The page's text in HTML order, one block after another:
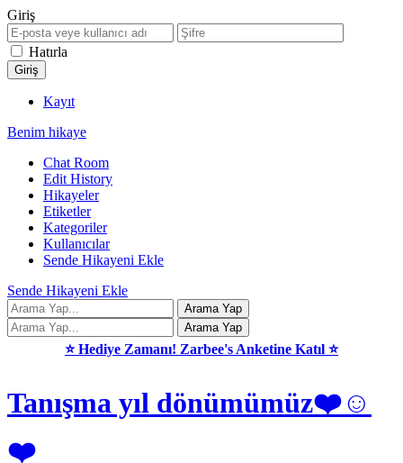
Giriş
Hatırla
Kayıt
Benim hikaye
Chat Room
Edit History
Hikayeler
Etiketler
Kategoriler
Kullanıcılar
Sende Hikayeni Ekle
Sende Hikayeni Ekle
⭐ Hediye Zamanı! Zarbee's Anketine Katıl ⭐
Tanışma yıl dönümümüz❤️☺️
❤️